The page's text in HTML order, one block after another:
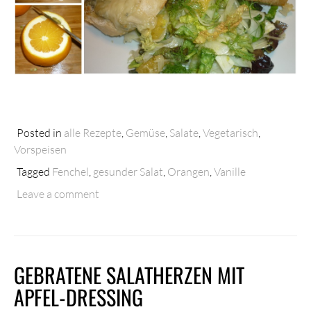
Posted in alle Rezepte Gemüse Salate Vegetarisch
Vorspeisen
Tagged Fenchel gesunder Salat Orangen Vanille
Leave a comment
GEBRATENE SALATHERZEN MIT
APFEL-DRESSING